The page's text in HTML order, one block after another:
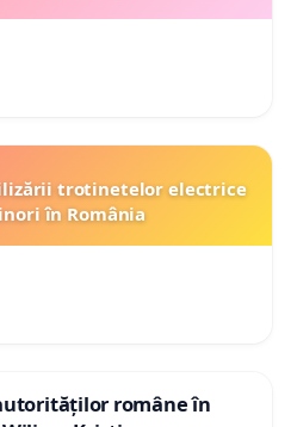
trotinetelor electrice
în România
române în